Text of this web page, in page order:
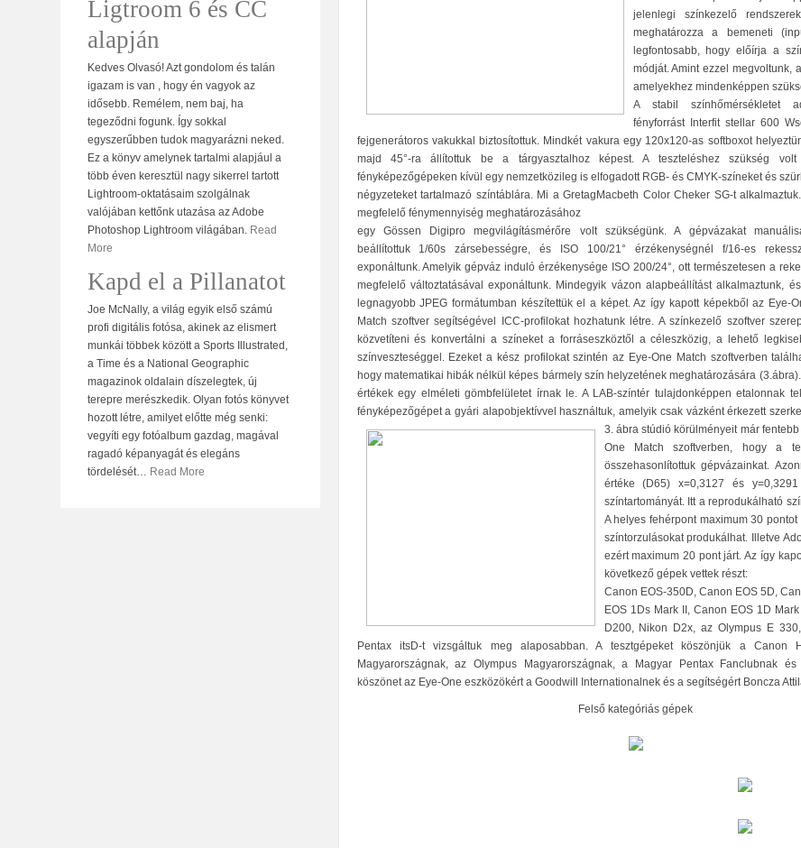
jelenlegi színkezelő
meghatározza a bemeneti
legfontosabb, hogy előírja a
módját. Amint ezzel
amelyekhez mindenképpen
A stabil színhőmérsékletet
fényforrást Interfit stellar 600
fejgenerátoros vakukkal biztosítottuk. Mindkét vakura egy 120x120-as softboxot
majd 45°-ra állítottuk be a tárgyasztalhoz képest. A teszteléshez szükség
fényképezőgépeken kívül egy nemzetközileg is elfogadott RGB- és CMYK-színeket és
négyzeteket tartalmazó színtáblára. Mi a GretagMacbeth Color Cheker SG-t
megfelelő fénymennyiség meghatározásához
egy Gössen Digipro megvilágításmérőre volt szükségünk. A gépvázakat
beállítottuk 1/60s zársebességre, és ISO 100/21° érzékenységnél f/16-es
exponáltunk. Amelyik gépváz induló érzékenysége ISO 200/24°, ott természetesen a
megfelelő változtatásával exponáltunk. Mindegyik vázon alapbeállítást alkalmaztunk,
legnagyobb JPEG formátumban készítettük el a képet. Az így kapott képekből az Eye-
Match szoftver segítségével ICC-profilokat hozhatunk létre. A színkezelő szoftver
közvetíteni és konvertálni a színeket a forráseszköztől a céleszközig, a lehető
színveszteséggel. Ezeket a kész profilokat szintén az Eye-One Match szoftverben
hogy matematikai hibák nélkül képes bármely szín helyzetének meghatározására
értékek egy elméleti gömbfelületet írnak le. A LAB-színtér tulajdonképpen etalonnak
fényképezőgépet a gyári alapobjektívvel használtuk, amelyik csak vázként érkezett
3. ábra stúdió körülményeit már
One Match szoftverben, hogy a
összehasonlítottuk gépvázainkat.
értéke (D65) x=0,3127 és
színtartományát. Itt a reprodukálható
A helyes fehérpont maximum 30
színtorzulásokat produkálhat. Illetve
ezért maximum 20 pont járt. Az így
következő gépek vettek részt:
Canon EOS-350D, Canon EOS 5D,
EOS 1Ds Mark II, Canon EOS 1D
D200, Nikon D2x, az Olympus E
Pentax itsD-t vizsgáltuk meg alaposabban. A tesztgépeket köszönjük a Canon
Magyarországnak, az Olympus Magyarországnak, a Magyar Pentax Fanclubnak
köszönet az Eye-One eszközökért a Goodwill Internationalnek és a segítségért Boncza
Felső kategóriás gépek
Ligtroom 6 és CC
alapján
Kedves Olvasó! Azt gondolom és talán
igazam is van , hogy én vagyok az
idősebb. Remélem, nem baj, ha
tegeződni fogunk. Így sokkal
egyszerűbben tudok magyarázni neked.
Ez a könyv amelynek tartalmi alapjául a
több éven keresztül nagy sikerrel tartott
Lightroom-oktatásaim szolgálnak
valójában kettőnk utazása az Adobe
Photoshop Lightroom világában. Read
More
Kapd el a Pillanatot
Joe McNally, a világ egyik első számú
profi digitális fotósa, akinek az elismert
munkái többek között a Sports Illustrated,
a Time és a National Geographic
magazinok oldalain díszelegtek, új
terepre merészkedik. Olyan fotós könyvet
hozott létre, amilyet előtte még senki:
vegyíti egy fotóalbum gazdag, magával
ragadó képanyagát és elegáns
tördelését… Read More